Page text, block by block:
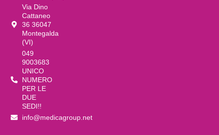
Via Dino
Cattaneo
36 36047
Montegalda
(VI)
049
9003683
UNICO
NUMERO
PER LE
DUE
SEDI!!
info@medicagroup.net